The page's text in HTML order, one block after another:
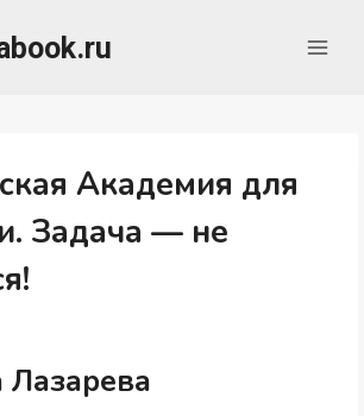
Академия для
Задача — не
Лазарева